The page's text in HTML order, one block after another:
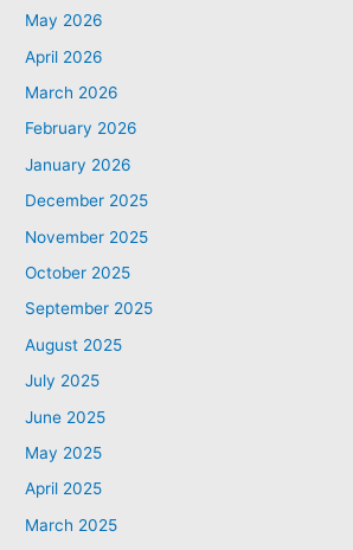
May 2026
April 2026
March 2026
February 2026
January 2026
December 2025
November 2025
October 2025
September 2025
August 2025
July 2025
June 2025
May 2025
April 2025
March 2025